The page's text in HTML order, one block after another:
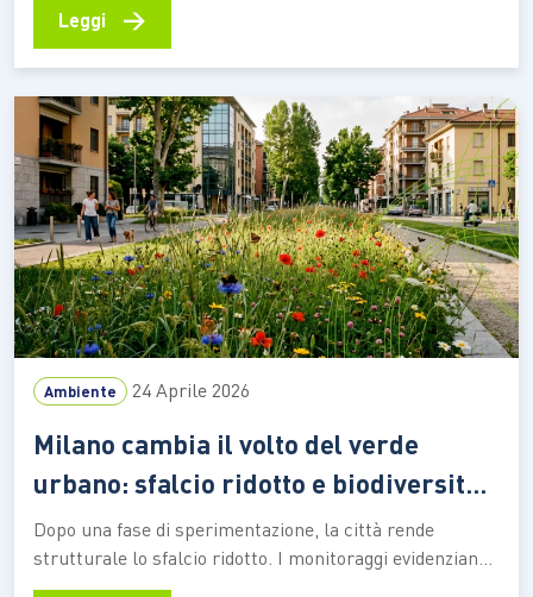
ricerca scientifica, innovazione sostenibile e
che unisce esperienza manageriale, consulenza e risk
management alla passione personale per il mare e le
immersioni subacquee.…
Leggi →
Ambiente 24 Aprile 2026
Milano cambia il volto del verde
urbano: sfalcio ridotto e biodiversità
in crescita
Dopo una fase di sperimentazione, la città rende
strutturale lo sfalcio ridotto. I monitoraggi evidenziano
la comparsa di nuove specie vegetali e un aumento